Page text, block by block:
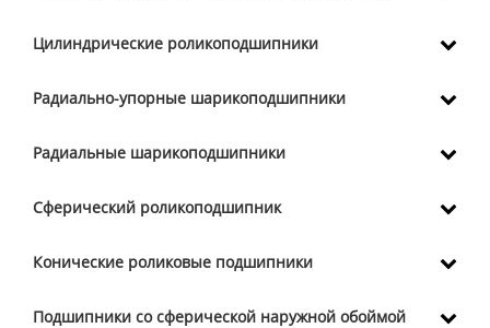
Цилиндрические роликоподшипники
Радиально-упорные шарикоподшипники
Радиальные шарикоподшипники
Сферический роликоподшипник
Конические роликовые подшипники
Подшипники со сферической наружной обоймой